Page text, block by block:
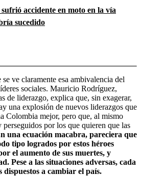
accidente en moto en la vía
sucedido
ve claramente esa ambivalencia del
sociales. Mauricio Rodríguez,
de liderazgo, explica que, sin exagerar,
una explosión de nuevos liderazgos que
Colombia mejor, pero que, al mismo
perseguidos por los que quieren que las
una ecuación macabra, pareciera que
tipo logrados por estos héroes
el aumento de sus muertes, y
Pese a las situaciones adversas, cada
dispuestos a cambiar el país.